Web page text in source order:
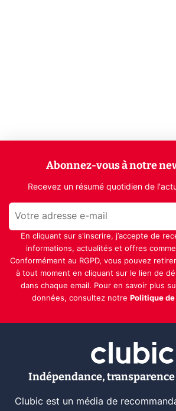
Abonnez-vous à notre
Recevez un résumé quotidien de
En cliquant sur s'inscrire, j’accepte de
informations, actualités et offres
Conformément au RGPD, vous pouvez
à tout moment en cliquant sur le lien de
dans chaque email. Pour en savoir plus
données, consultez notre Politique
Indépendance,
Clubic est un média de